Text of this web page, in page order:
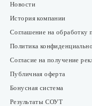
Новости
История компании
Соглашение на обработку
Политика
Согласие на получение
Публичная оферта
Бонусная система
Результаты СОУТ